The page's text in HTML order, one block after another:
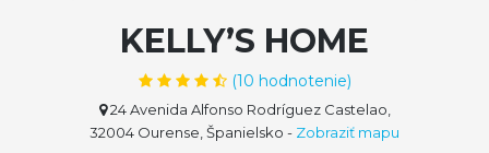
KELLY’S HOME
(10 hodnotenie)
24 Avenida Alfonso Rodríguez Castelao,
32004 Ourense, Španielsko - Zobraziť mapu